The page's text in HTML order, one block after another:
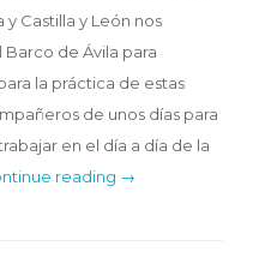
Castilla y León nos
de Ávila para
la práctica de estas
de unos días para
en el día a día de la
reading →